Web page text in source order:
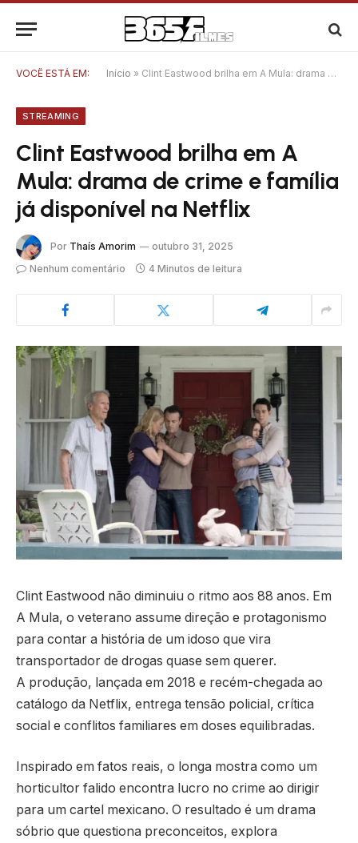
VOCÊ ESTÁ EM: Início » Clint Eastwood brilha em A Mula: drama de crime e família já disponível na Netflix
STREAMING
Clint Eastwood brilha em A
Mula: drama de crime e família
já disponível na Netflix
Por Thaís Amorim
outubro 31, 2025
Nenhum comentário
4 Minutos de leitura
Clint Eastwood não diminuiu o ritmo aos 88 anos. Em
A Mula, o veterano assume direção e protagonismo
para contar a história de um idoso que vira
transportador de drogas quase sem querer.
A produção, lançada em 2018 e recém-chegada ao
catálogo da Netflix, entrega tensão policial, crítica
social e conflitos familiares em doses equilibradas.
Inspirado em fatos reais, o longa mostra como um
horticultor falido encontra lucro no crime ao dirigir
para um cartel mexicano. O resultado é um drama
sóbrio que questiona preconceitos, explora